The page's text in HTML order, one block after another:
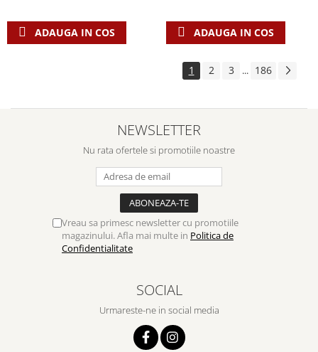
ADAUGA IN COS ADAUGA IN COS
1 2 3 ... 186
NEWSLETTER
Nu rata ofertele si promotiile noastre
Vreau sa primesc newsletter cu promotiile
magazinului. Afla mai multe in Politica de
Confidentialitate
SOCIAL
Urmareste-ne in social media